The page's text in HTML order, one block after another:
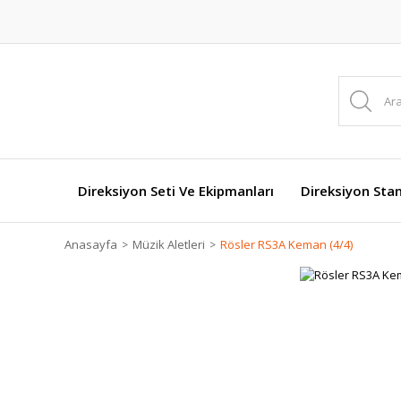
Direksiyon Seti Ve Ekipmanları Direksiyon
Anasayfa Müzik Aletleri Rösler RS3A Keman (4/4)